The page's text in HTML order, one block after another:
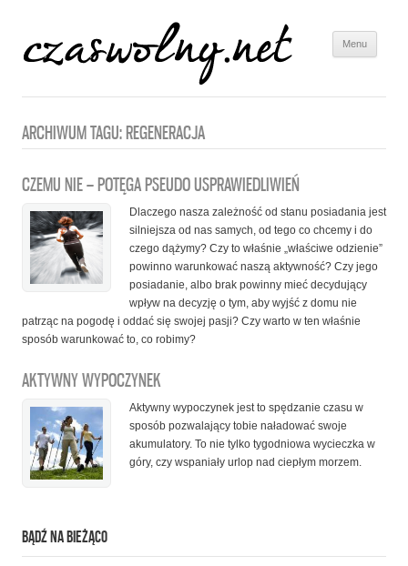
Menu
ARCHIWUM TAGU:REGENERACJA
CZEMU NIE – POTĘGA PSEUDO USPRAWIEDLIWIEŃ
Dlaczego nasza zależność od stanu posiadania jest
silniejsza od nas samych, od tego co chcemy i do
czego dążymy? Czy to właśnie „właściwe odzienie”
powinno warunkować naszą aktywność? Czy jego
posiadanie, albo brak powinny mieć decydujący
wpływ na decyzję o tym, aby wyjść z domu nie
patrząc na pogodę i oddać się swojej pasji? Czy warto w ten właśnie
sposób warunkować to, co robimy?
AKTYWNY WYPOCZYNEK
Aktywny wypoczynek jest to spędzanie czasu w
sposób pozwalający tobie naładować swoje
akumulatory. To nie tylko tygodniowa wycieczka w
góry, czy wspaniały urlop nad ciepłym morzem.
BĄDŹ NA BIEŻĄCO